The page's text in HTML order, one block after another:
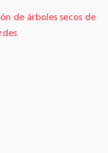
de árboles secos de